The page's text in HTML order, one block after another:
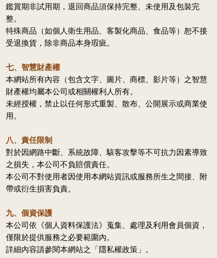
鑑賞期非試用期，退回商品須保持完整、未使用及包裝完
整。
特殊商品（如個人衛生用品、客製化商品、食品等）恕不接
受退換貨，除非商品本身瑕疵。
七、智慧財產權
本網站所有內容（包含文字、圖片、商標、影片等）之智慧
財產權均屬本公司或相關權利人所有。
未經授權，禁止以任何形式重製、散布、公開展示或商業使
用。
八、責任限制
對於因網路中斷、系統故障、駭客攻擊等不可抗力因素導致
之損失，本公司不負賠償責任。
本公司不對使用者因使用本網站資訊或服務所生之間接、附
帶或衍生損害負責。
九、個資保護
本公司依《個人資料保護法》蒐集、處理及利用會員個資，
僅限於提供服務之必要範圍內。
詳細內容請參閱本網站之「隱私權政策」。